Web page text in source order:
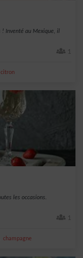
Inventé au Mexique, il
1
citron
les occasions.
1
champagne